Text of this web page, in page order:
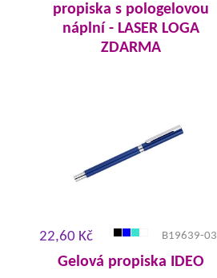
propiska s pologelovou
náplní - LASER LOGA
ZDARMA
22,60 Kč B19639-03
Gelová propiska IDEO